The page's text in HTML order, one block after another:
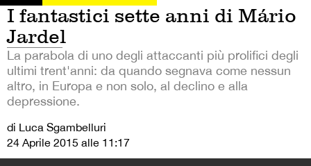
I fantastici sette anni di Mário
Jardel
La parabola di uno degli attaccanti più prolifici degli
ultimi trent'anni: da quando segnava come nessun
altro, in Europa e non solo, al declino e alla
depressione.
di Luca Sgambelluri
24 Aprile 2015 alle 11:17